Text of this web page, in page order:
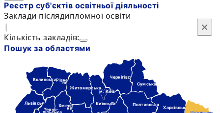
×
Реєстр суб'єктів освітньої діяльності
Заклади післядипломної освіти
|
Кількість закладів:
Пошук за областями
Чернігівська
Харківська
Хмель-
ницька
Київська
м. Київ
Львівська Полтавська
Рівне-
нська Сумська
Терно-
пільська
Волинська
Житомирська
×